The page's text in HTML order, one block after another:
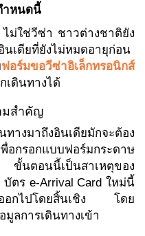
ำหนดนี้
ไม่ใช่วีซ่า ชาวต่างชาติยัง
นเดียที่ยังไม่หมดอายุก่อน
ฟอร์มขอวีซ่าอิเล็กทรอนิกส์
เดินทางได้
มสำคัญ
างมาถึงอินเดียมักจะต้อง
กรอกแบบฟอร์มกระดาษ
ขั้นตอนนี้เป็นสาเหตุของ
ตร e-Arrival Card ใหม่นี้
ออกไปโดยสิ้นเชิง โดย
ลการเดินทางเข้า